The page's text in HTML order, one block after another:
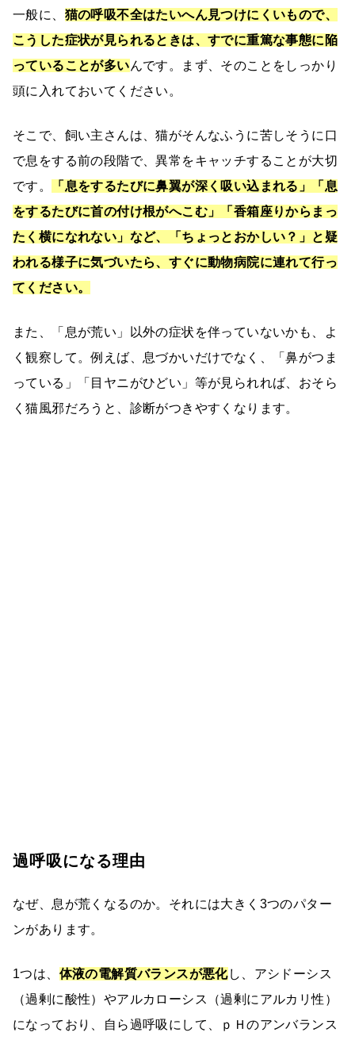
一般に、 猫の呼吸不全はたいへん見つけにくいもので、
こうした症状が見られるときは、すでに重篤な事態に陥
っていることが多いんです。まず、そのことをしっかり
頭に入れておいてください。
そこで、飼い主さんは、猫がそんなふうに苦しそうに口
で息をする前の段階で、異常をキャッチすることが大切
です。
「息をするたびに鼻翼が深く吸い込まれる」「息
をするたびに首の付け根がへこむ」「香箱座りからまっ
たく横になれない」など、「ちょっとおかしい？」と疑
われる様子に気づいたら、すぐに動物病院に連れて行っ
てください。
また、「息が荒い」以外の症状を伴っていないかも、よ
く観察して。例えば、息づかいだけでなく、「鼻がつま
っている」「目ヤニがひどい」等が見られれば、おそら
く猫風邪だろうと、診断がつきやすくなります。
過呼吸になる理由
なぜ、息が荒くなるのか。それには大きく3つのパター
ンがあります。
1つは、 体液の電解質バランスが悪化し、アシドーシス
（過剰に酸性）やアルカローシス（過剰にアルカリ性）
になっており、自ら過呼吸にして、ｐＨのアンバランス